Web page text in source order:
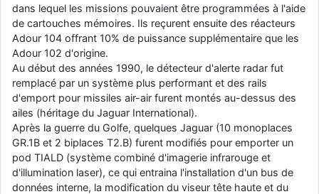
dans lequel les missions pouvaient être programmées à l'aide
de cartouches mémoires. Ils reçurent ensuite des réacteurs
Adour 104 offrant 10% de puissance supplémentaire que les
Adour 102 d'origine.
Au début des années 1990, le détecteur d'alerte radar fut
remplacé par un système plus performant et des rails
d'emport pour missiles air-air furent montés au-dessus des
ailes (héritage du Jaguar International).
Après la guerre du Golfe, quelques Jaguar (10 monoplaces
GR.1B et 2 biplaces T2.B) furent modifiés pour emporter un
pod TIALD (système combiné d'imagerie infrarouge et
d'illumination laser), ce qui entraina l'installation d'un bus de
données interne, la modification du viseur tête haute et du